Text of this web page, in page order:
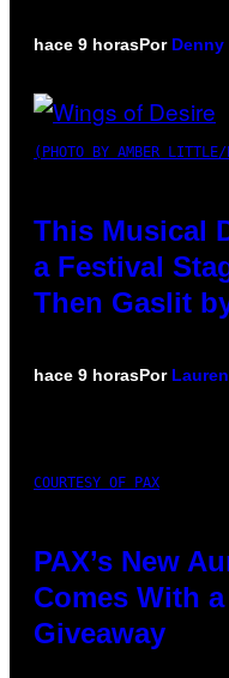
hace 9 horasPor
(PHOTO BY AMBER LITTLE/
This Musical
a Festival
Then Gaslit
hace 9 horasPor
COURTESY OF PAX
PAX’s New
Comes With
Giveaway